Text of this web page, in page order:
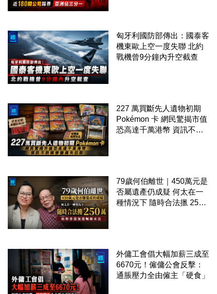
匈牙利國防部傳出：國泰客
機東歐上空一度失聯 北約
戰機曾9分鐘內升空截查
227 萬買斷先人遺物初期
Pokémon 卡 網民驚揭市值
恐高達千萬港幣 資訊不對
79歲何伯離世｜450萬元是
否屬遺產仍成疑 何太在一
種情況下 隨時合法擸 250
外傭工會倡大幅加薪三成至
6670元！僱傭公會反擊：
通脹壓力全由僱主「硬食」